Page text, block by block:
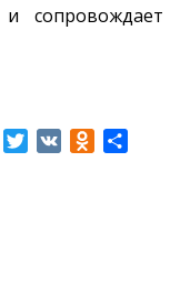
сопровождает
FacebookTwitter
VK